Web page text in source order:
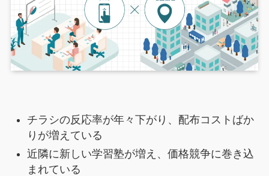
チラシの反応率が年々下がり、配布コストばか
りが増えている
近隣に新しい学習塾が増え、価格競争に巻き込
まれている